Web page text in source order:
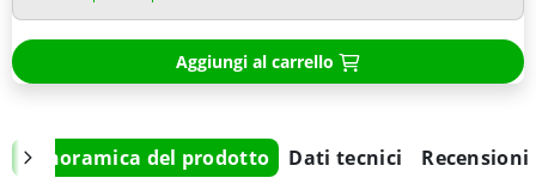
Aggiungi al carrello
Panoramica del prodotto Dati tecnici Recensioni